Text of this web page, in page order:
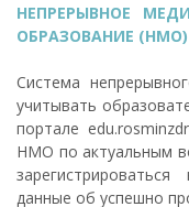
НЕПРЕРЫВНОЕ
ОБРАЗОВАНИЕ (НМО)
Система
учитывать
портале
НМО по актуальным
данные об успешно